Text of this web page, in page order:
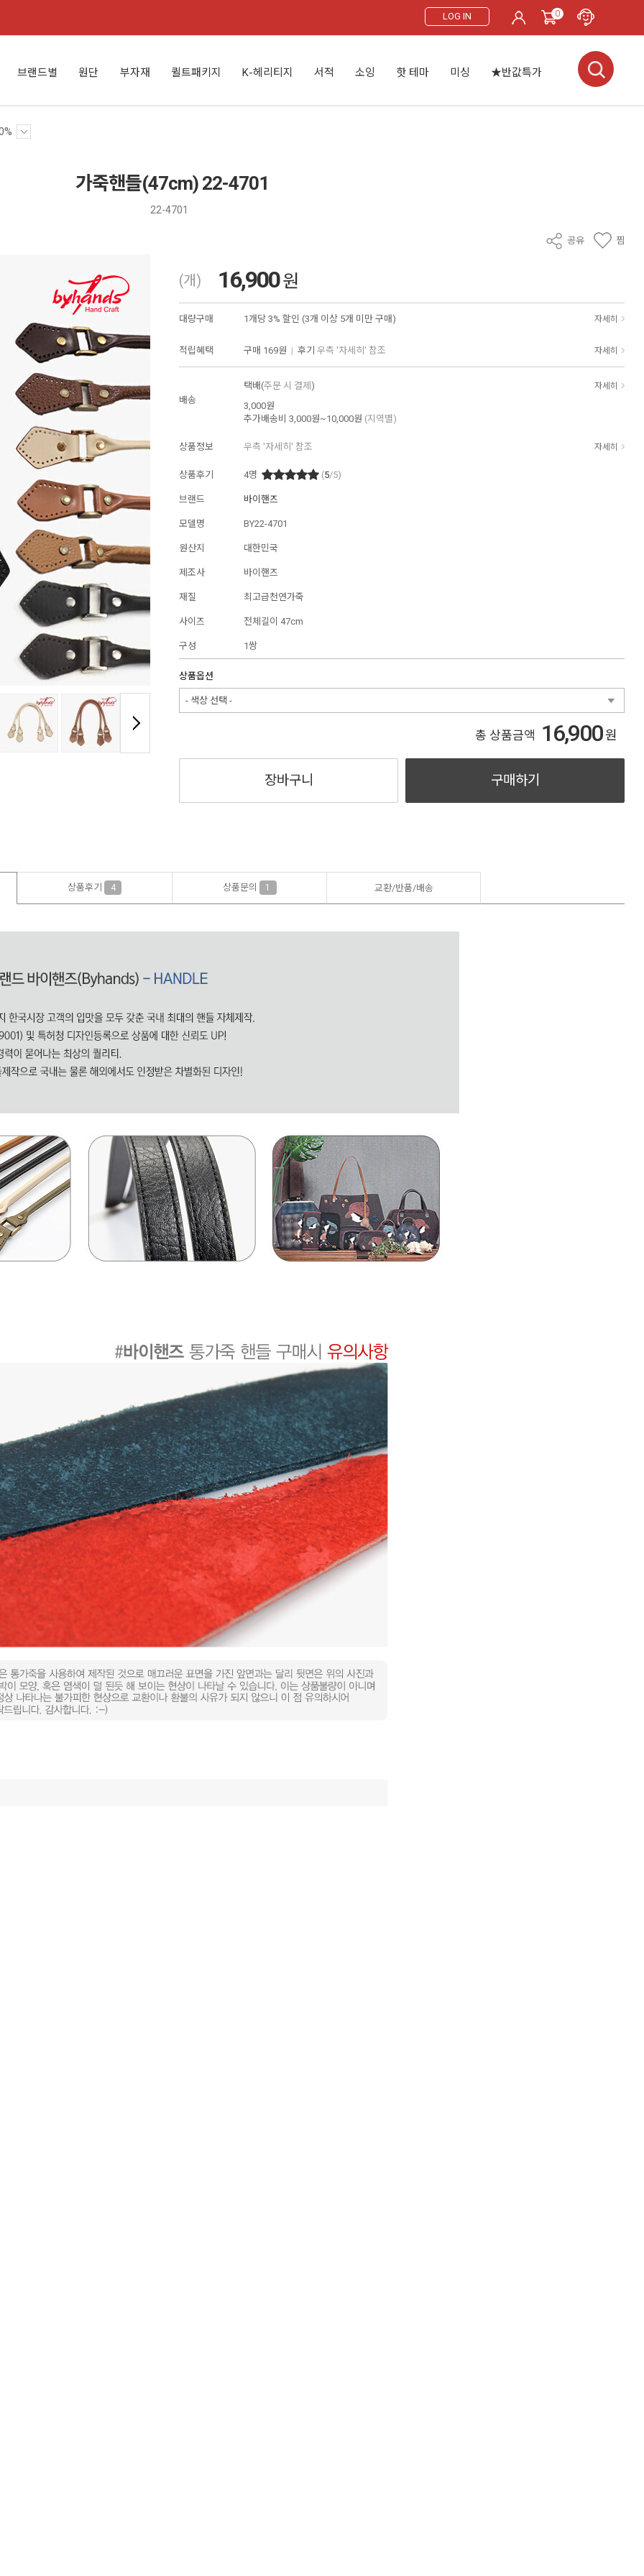
LOG IN 0
브랜드별 원단 부자재 퀼트패키지 K-헤리티지 서적 소잉 핫 테마 미싱 ★반값특가
가죽핸들(47cm) 22-4701
22-4701
공유 찜
(개) 16,900원
대량구매 1개당 3% 할인 (3개 이상 5개 미만 구매) 자세히
적립혜택 구매 169원 | 후기 우측 '자세히' 참조 자세히
배송
택배(주문 시 결제 ) 자세히
3,000원
추가배송비 3,000원~10,000원 (지역별)
상품정보 우측 '자세히' 참조 자세히
상품후기 4명 (5/5)
브랜드 바이핸즈
모델명 BY22-4701
원산지 대한민국
제조사 바이핸즈
재질 최고급천연가죽
사이즈 전체길이 47cm
구성 1쌍
상품옵션
- 색상 선택 -
총 상품금액 16,900원
장바구니 구매하기
상품후기 4 상품문의 1 교환/반품/배송